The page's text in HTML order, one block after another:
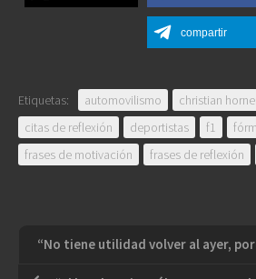
compartir
Etiquetas: automovilismo christian
citas de reflexión
deportistas f1
frases de motivación
frases de reflexión